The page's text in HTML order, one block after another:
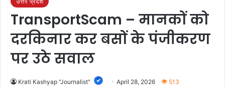
TransportScam – मानकों को
दरकिनार कर बसों के पंजीकरण
पर उठे सवाल
Krati Kashyap "Journalist" April 28, 2026 513